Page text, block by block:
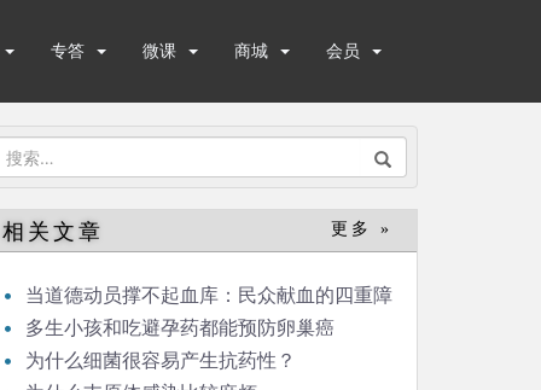
专答 微课 商城 会员
搜
：
相关文章 更多 »
当道德动员撑不起血库：民众献血的四重障
碍
多生小孩和吃避孕药都能预防卵巢癌
为什么细菌很容易产生抗药性？